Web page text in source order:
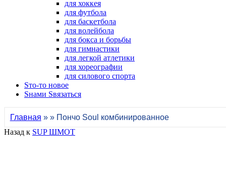
для хоккея
для футбола
для баскетбола
для волейбола
для бокса и борьбы
для гимнастики
для легкой атлетики
для хореографии
для силового спорта
Sто-то новое
Sнами Sвязаться
Главная » » Пончо Soul комбинированное
Назад к SUP ШМОТ